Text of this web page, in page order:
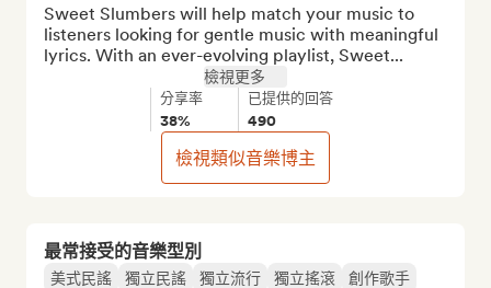
最常接受的音樂型別
美式民謠 獨立民謠 獨立流行 獨立搖滾 創作歌手
Sweet Slumbers will help match your music to
listeners looking for gentle music with meaningful
lyrics. With an ever-evolving playlist, Sweet...
檢視更多
分享率
38%
已提供的回答
490
檢視類似音樂博主